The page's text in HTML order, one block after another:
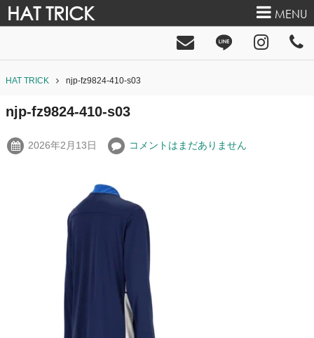
HAT TRICK MENU
HAT TRICK njp-fz9824-410-s03
njp-fz9824-410-s03
2026年2月13日 コメントはまだありません